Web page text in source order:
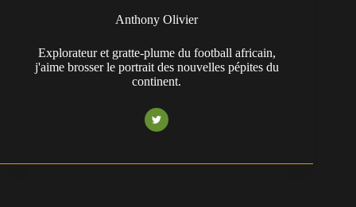
Anthony Olivier
Explorateur et gratte-plume du football africain,
j'aime brosser le portrait des nouvelles pépites du
continent.